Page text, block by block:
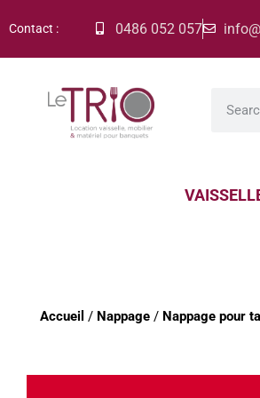
Contact : 0486 052 057
Accueil / Nappage / Nappage pour